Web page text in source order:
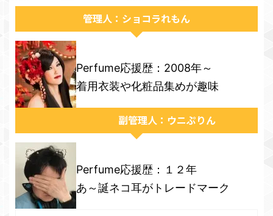
管理人：ショコラれもん
Perfume応援歴：2008年～
着用衣装や化粧品集めが趣味
副管理人：ウニぷりん
Perfume応援歴：１２年
あ～誕ネコ耳がトレードマーク